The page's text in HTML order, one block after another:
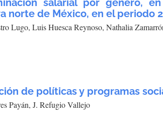
norte de México, en el periodo
Lugo, Luis Huesca Reynoso, Nathalia
de políticas y programas
Payán, J. Refugio Vallejo